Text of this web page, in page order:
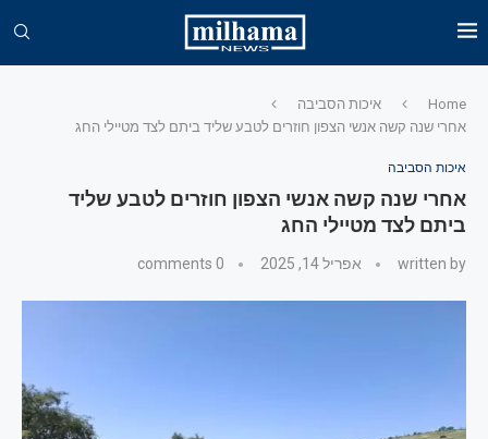
Home
איכות הסביבה
אחרי שנה קשה אנשי הצפון חוזרים לטבע שליד ביתם לצד מטיילי החג
איכות הסביבה
אחרי שנה קשה אנשי הצפון חוזרים לטבע שליד
ביתם לצד מטיילי החג
written by אפריל 14, 2025 0 comments